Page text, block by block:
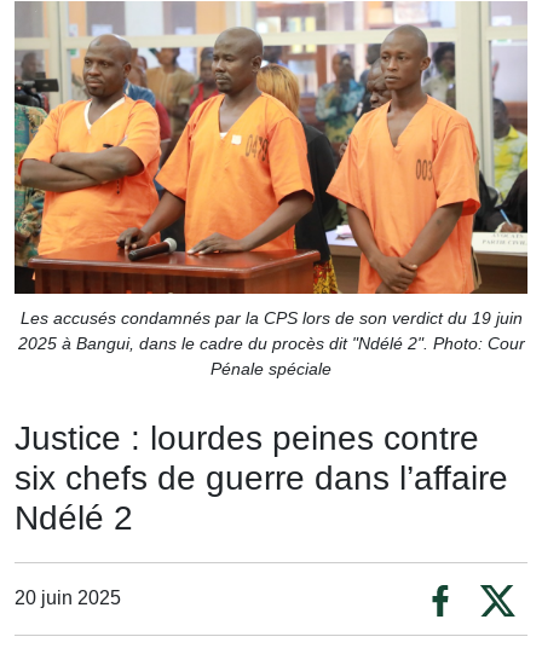
Les accusés condamnés par la CPS lors de son verdict du 19 juin
2025 à Bangui, dans le cadre du procès dit "Ndélé 2". Photo: Cour
Pénale spéciale
Justice : lourdes peines contre
six chefs de guerre dans l’affaire
Ndélé 2
20 juin 2025